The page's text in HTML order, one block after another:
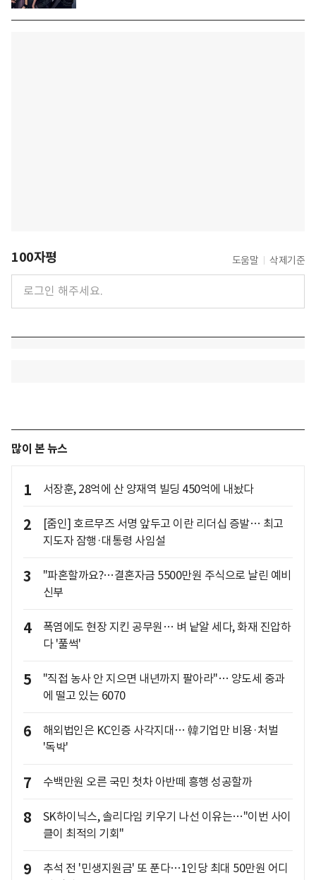
100자평 도움말 삭제기준
많이 본 뉴스
1 서장훈, 28억에 산 양재역 빌딩 450억에 내놨다
2
[줌인] 호르무즈 서명 앞두고 이란 리더십 증발… 최고
지도자 잠행·대통령 사임설
3
"파혼할까요?…결혼자금 5500만원 주식으로 날린 예비
신부
4
폭염에도 현장 지킨 공무원… 벼 낱알 세다, 화재 진압하
다 '풀썩'
5
"직접 농사 안 지으면 내년까지 팔아라"… 양도세 중과
에 떨고 있는 6070
6
해외법인은 KC인증 사각지대… 韓기업만 비용·처벌
'독박'
7 수백만원 오른 국민 첫차 아반떼 흥행 성공할까
8
SK하이닉스, 솔리다임 키우기 나선 이유는…"이번 사이
클이 최적의 기회"
9
추석 전 '민생지원금' 또 푼다…1인당 최대 50만원 어디